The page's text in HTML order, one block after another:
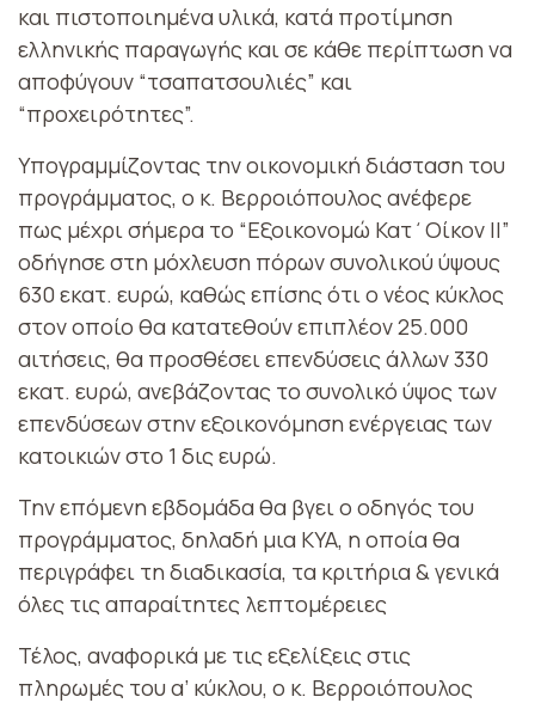
και πιστοποιημένα υλικά, κατά προτίμηση
ελληνικής παραγωγής και σε κάθε περίπτωση να
αποφύγουν “τσαπατσουλιές” και
“προχειρότητες”.
Υπογραμμίζοντας την οικονομική διάσταση του
προγράμματος, ο κ. Βερροιόπουλος ανέφερε
πως μέχρι σήμερα το “Εξοικονομώ Κατ΄Οίκον ΙΙ”
οδήγησε στη μόχλευση πόρων συνολικού ύψους
630 εκατ. ευρώ, καθώς επίσης ότι ο νέος κύκλος
στον οποίο θα κατατεθούν επιπλέον 25.000
αιτήσεις, θα προσθέσει επενδύσεις άλλων 330
εκατ. ευρώ, ανεβάζοντας το συνολικό ύψος των
επενδύσεων στην εξοικονόμηση ενέργειας των
κατοικιών στο 1 δις ευρώ.
Την επόμενη εβδομάδα θα βγει ο οδηγός του
προγράμματος, δηλαδή μια ΚΥΑ, η οποία θα
περιγράφει τη διαδικασία, τα κριτήρια & γενικά
όλες τις απαραίτητες λεπτομέρειες
Τέλος, αναφορικά με τις εξελίξεις στις
πληρωμές του α’ κύκλου, ο κ. Βερροιόπουλος